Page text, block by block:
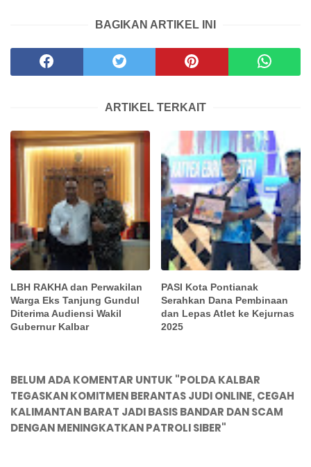
BAGIKAN ARTIKEL INI
ARTIKEL TERKAIT
LBH RAKHA dan Perwakilan
Warga Eks Tanjung Gundul
Diterima Audiensi Wakil
Gubernur Kalbar
PASI Kota Pontianak
Serahkan Dana Pembinaan
dan Lepas Atlet ke Kejurnas
2025
BELUM ADA KOMENTAR UNTUK "POLDA KALBAR
TEGASKAN KOMITMEN BERANTAS JUDI ONLINE, CEGAH
KALIMANTAN BARAT JADI BASIS BANDAR DAN SCAM
DENGAN MENINGKATKAN PATROLI SIBER"